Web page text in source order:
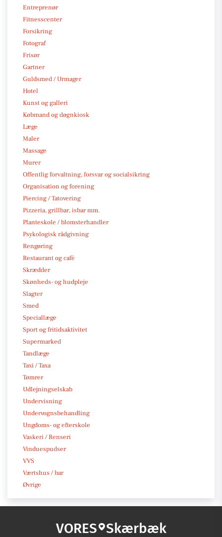
Entreprenør
Fitnesscenter
Forsikring
Fotograf
Frisør
Gartner
Guldsmed / Urmager
Hotel
Kunst og galleri
Købmand og døgnkiosk
Læge
Maler
Massage
Murer
Offentlig forvaltning, forsvar og socialsikring
Organisation og forening
Piercing / Tatovering
Pizzeria, grillbar, isbar mm.
Planteskole / blomsterhandler
Psykologisk rådgivning
Rengøring
Restaurant og café
Skrædder
Skønheds- og hudpleje
Slagter
Smed
Speciallæge
Sport og fritidsaktivitet
Supermarked
Tandlæge
Taxi / Taxa
Tømrer
Udlejningselskab
Undervisning
Undervognsbehandling
Ungdoms- og efterskole
Vaskeri / Renseri
Vinduespudser
VVS
Værtshus / bar
Øvrige
VORES Skærbæk